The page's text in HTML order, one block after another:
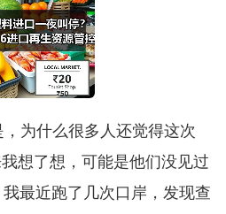
为什么很多人还觉得这次
想了想，可能是他们没见过
最近跑了几次口岸，发现查